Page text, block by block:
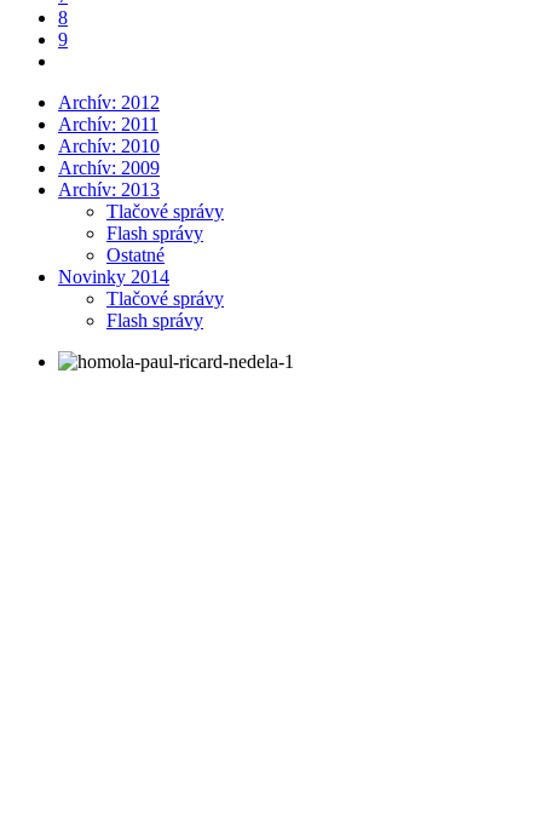
8
9
Archív: 2012
Archív: 2011
Archív: 2010
Archív: 2009
Archív: 2013
Tlačové správy
Flash správy
Ostatné
Novinky 2014
Tlačové správy
Flash správy